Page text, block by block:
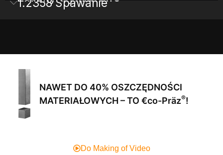
NAWET DO 40% OSZCZĘDNOŚCI
MATERIAŁOWYCH – TO €co-Präz®!
Do Making of Video